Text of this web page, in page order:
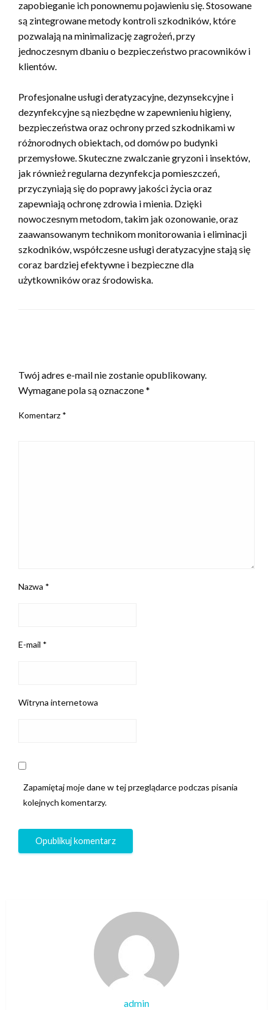
zapobieganie ich ponownemu pojawieniu się. Stosowane
są zintegrowane metody kontroli szkodników, które
pozwalają na minimalizację zagrożeń, przy
jednoczesnym dbaniu o bezpieczeństwo pracowników i
klientów.
Profesjonalne usługi deratyzacyjne, dezynsekcyjne i
dezynfekcyjne są niezbędne w zapewnieniu higieny,
bezpieczeństwa oraz ochrony przed szkodnikami w
różnorodnych obiektach, od domów po budynki
przemysłowe. Skuteczne zwalczanie gryzoni i insektów,
jak również regularna dezynfekcja pomieszczeń,
przyczyniają się do poprawy jakości życia oraz
zapewniają ochronę zdrowia i mienia. Dzięki
nowoczesnym metodom, takim jak ozonowanie, oraz
zaawansowanym technikom monitorowania i eliminacji
szkodników, współczesne usługi deratyzacyjne stają się
coraz bardziej efektywne i bezpieczne dla
użytkowników oraz środowiska.
Twój adres e-mail nie zostanie opublikowany.
Wymagane pola są oznaczone*
Komentarz *
Nazwa *
E-mail *
Witryna internetowa
Zapamiętaj moje dane w tej przeglądarce podczas pisania
kolejnych komentarzy.
admin